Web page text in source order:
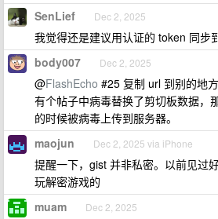
SenLief Dec 2, 2025
我觉得还是建议用认证的 token 同步
body007 Dec 2, 2025
@FlashEcho #25 复制 url 到别的地
有个帖子中病毒替换了剪切板数据，
的时候被病毒上传到服务器。
maojun Dec 2, 2025 via iPhone
提醒一下，gist 并非私密。以前见过
玩解密游戏的
muam Dec 2, 2025